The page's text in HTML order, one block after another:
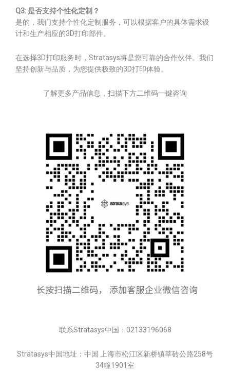
Q3: 是否支持个性化定制？
是的，我们支持个性化定制服务，可以根据客户的具体需求设
计和生产相应的3D打印部件。
在选择3D打印服务时，Stratasys将是您可靠的合作伙伴。我们
坚持创新与品质，为您提供极致的3D打印体验。
了解更多产品信息，扫描下方二维码一键咨询
联系Stratasys中国：02133196068
Stratasys中国地址：中国 上海市松江区新桥镇莘砖公路258号
34幢1901室